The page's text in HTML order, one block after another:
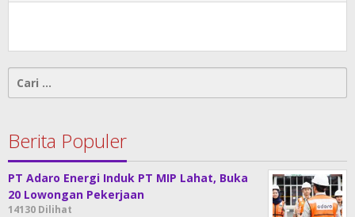
untuk:
Berita Populer
PT Adaro Energi Induk PT MIP Lahat, Buka
20 Lowongan Pekerjaan
14130 Dilihat